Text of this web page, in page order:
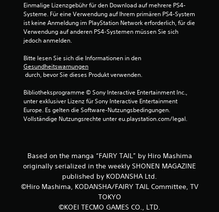
n
5
r
e
a
Einmalige Lizenzgebühr für den Download auf mehrere PS4-
Systeme. Für eine Verwendung auf Ihrem primären PS4-System
ist keine Anmeldung im PlayStation Network erforderlich, für die
Verwendung auf anderen PS4-Systemen müssen Sie sich
jedoch anmelden.
Bitte lesen Sie sich die Informationen in den
Gesundheitswarnungen
durch, bevor Sie dieses Produkt verwenden.
Bibliotheksprogramme © Sony Interactive Entertainment Inc.,
unter exklusiver Lizenz für Sony Interactive Entertainment
Europe. Es gelten die Software-Nutzungsbedingungen.
Vollständige Nutzungsrechte unter eu.playstation.com/legal.
Based on the manga “FAIRY TAIL” by Hiro Mashima
originally serialized in the weekly SHONEN MAGAZINE
published by KODANSHA Ltd.
©Hiro Mashima, KODANSHA/FAIRY TAIL Committee, TV
TOKYO
©KOEI TECMO GAMES CO., LTD.